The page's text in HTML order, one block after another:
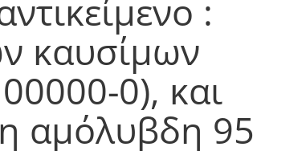
:
καυσίμων
0), και
αμόλυβδη 95